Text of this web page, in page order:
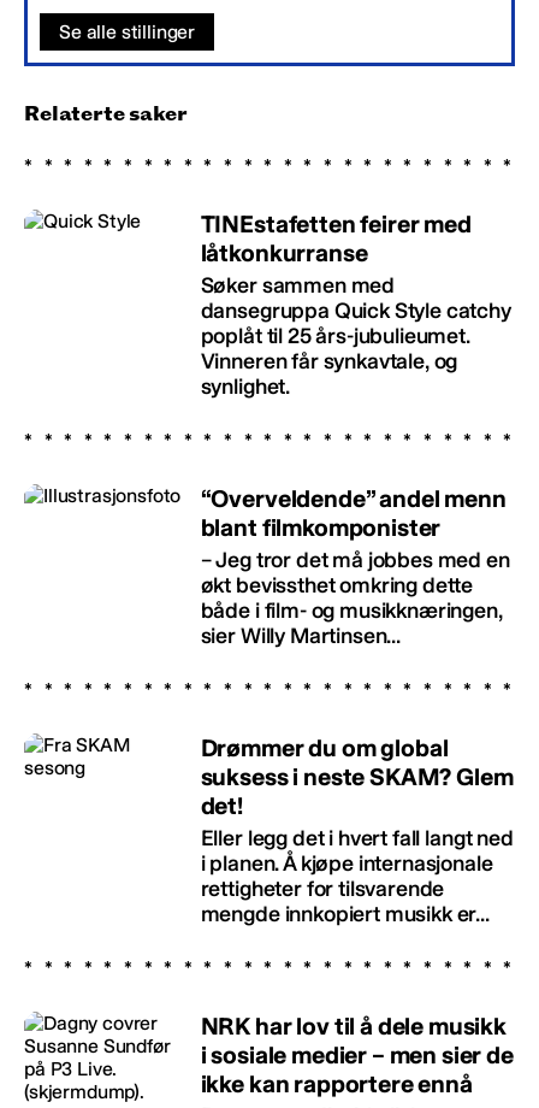
Se alle stillinger
Relaterte saker
TINEstafetten feirer med
låtkonkurranse
Søker sammen med
dansegruppa Quick Style catchy
poplåt til 25 års-jubulieumet.
Vinneren får synkavtale, og
synlighet.
“Overveldende” andel menn
blant filmkomponister
– Jeg tror det må jobbes med en
økt bevissthet omkring dette
både i film- og musikknæringen,
sier Willy Martinsen...
Drømmer du om global
suksess i neste SKAM? Glem
det!
Eller legg det i hvert fall langt ned
i planen. Å kjøpe internasjonale
rettigheter for tilsvarende
mengde innkopiert musikk er...
NRK har lov til å dele musikk
i sosiale medier – men sier de
ikke kan rapportere ennå